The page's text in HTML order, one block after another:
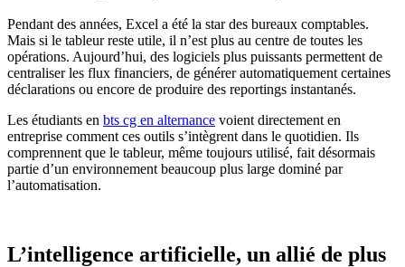
Pendant des années, Excel a été la star des bureaux comptables.
Mais si le tableur reste utile, il n’est plus au centre de toutes les
opérations. Aujourd’hui, des logiciels plus puissants permettent de
centraliser les flux financiers, de générer automatiquement certaines
déclarations ou encore de produire des reportings instantanés.
Les étudiants en bts cg en alternance voient directement en
entreprise comment ces outils s’intègrent dans le quotidien. Ils
comprennent que le tableur, même toujours utilisé, fait désormais
partie d’un environnement beaucoup plus large dominé par
l’automatisation.
L’intelligence artificielle, un allié de plus